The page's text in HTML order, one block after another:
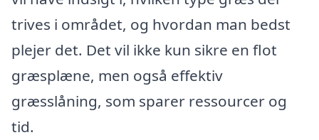
trives i området, og hvordan man bedst
plejer det. Det vil ikke kun sikre en flot
græsplæne, men også effektiv
græsslåning, som sparer ressourcer og
tid.